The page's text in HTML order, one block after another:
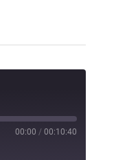
00:00 / 00:10:40